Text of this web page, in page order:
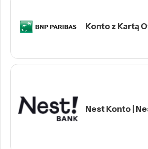
Konto z Kartą
Nest Konto |